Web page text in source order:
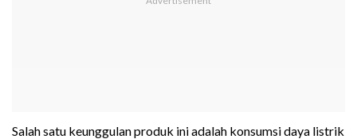
Salah satu keunggulan produk ini adalah konsumsi daya listrik